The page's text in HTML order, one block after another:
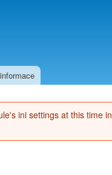
ini settings at this time in